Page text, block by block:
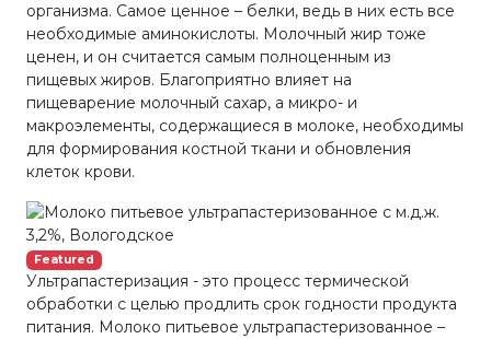
организма. Самое ценное – белки, ведь в них есть все
необходимые аминокислоты. Молочный жир тоже
ценен, и он считается самым полноценным из
пищевых жиров. Благоприятно влияет на
пищеварение молочный сахар, а микро- и
макроэлементы, содержащиеся в молоке, необходимы
для формирования костной ткани и обновления
клеток крови.
Featured
Ультрапастеризация - это процесс термической
обработки с целью продлить срок годности продукта
питания. Молоко питьевое ультрапастеризованное –